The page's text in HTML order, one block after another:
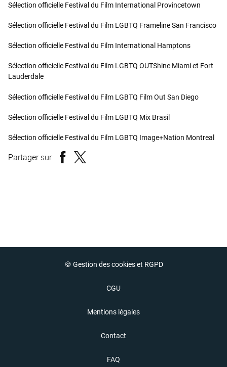
Sélection officielle Festival du Film International Provincetown
Sélection officielle Festival du Film LGBTQ Frameline San Francisco
Sélection officielle Festival du Film International Hamptons
Sélection officielle Festival du Film LGBTQ OUTShine Miami et Fort
Lauderdale
Sélection officielle Festival du Film LGBTQ Film Out San Diego
Sélection officielle Festival du Film LGBTQ Mix Brasil
Sélection officielle Festival du Film LGBTQ Image+Nation Montreal
Partager sur
🍪 Gestion des cookies et RGPD
CGU
Mentions légales
Contact
FAQ